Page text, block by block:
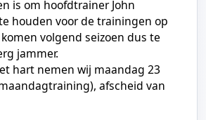
is om hoofdtrainer John
houden voor de trainingen op
volgend seizoen dus te
jammer.
hart nemen wij maandag 23
afscheid van